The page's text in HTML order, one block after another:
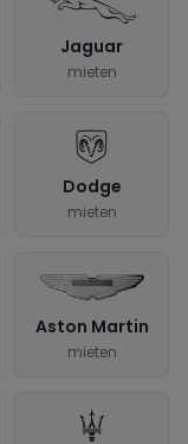
Jaguar
mieten
Dodge
mieten
Aston Martin
mieten